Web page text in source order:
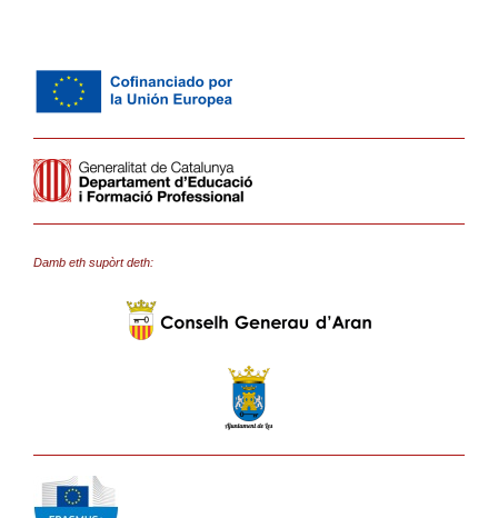
Damb eth supòrt deth: